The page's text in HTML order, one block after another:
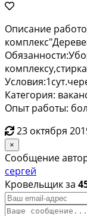
Описание
Категория:
Опыт работы:
23 октября
×
Сообщение
сергей
Кровельщик за